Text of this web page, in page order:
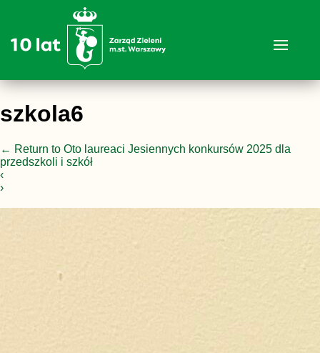
szkola6
← Return to Oto laureaci Jesiennych konkursów 2025 dla
przedszkoli i szkół
‹
›